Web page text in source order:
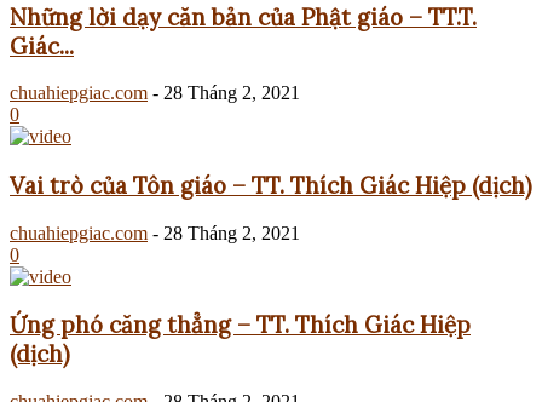
Những lời dạy căn bản của Phật giáo – TT.T.
Giác...
chuahiepgiac.com - 28 Tháng 2, 2021
0
Vai trò của Tôn giáo – TT. Thích Giác Hiệp (dịch)
chuahiepgiac.com - 28 Tháng 2, 2021
0
Ứng phó căng thẳng – TT. Thích Giác Hiệp
(dịch)